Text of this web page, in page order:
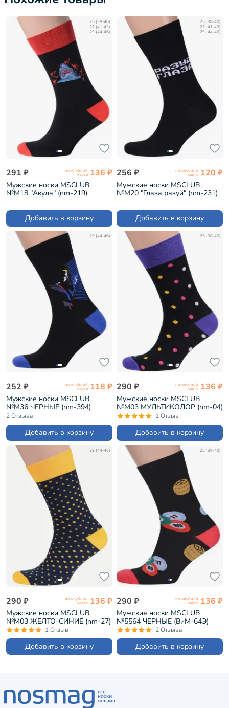
25 (38-40)
27 (41-43)
29 (44-46)
291 ₽ по клубной
карте 136 ₽
Мужские носки MSCLUB
№М18 "Акула" (nm-219)
Добавить в корзину
25 (38-40)
27 (41-43)
29 (44-46)
256 ₽ по клубной
карте 120 ₽
Мужские носки MSCLUB
№М20 "Глаза разуй" (nm-231)
Добавить в корзину
29 (44-46)
252 ₽ по клубной
карте 118 ₽
Мужские носки MSCLUB
№М36 ЧЕРНЫЕ (nm-394)
2 Отзыва
Добавить в корзину
25 (38-40)
290 ₽ по клубной
карте 136 ₽
Мужские носки MSCLUB
№М03 МУЛЬТИКОЛОР (nm-04)
1 Отзыв
Добавить в корзину
29 (44-46)
290 ₽ по клубной
карте 136 ₽
Мужские носки MSCLUB
№М03 ЖЕЛТО-СИНИЕ (nm-27)
1 Отзыв
Добавить в корзину
25 (38-40)
290 ₽ по клубной
карте 136 ₽
Мужские носки MSCLUB
№5564 ЧЕРНЫЕ (ВиМ-64Э)
2 Отзыва
Добавить в корзину